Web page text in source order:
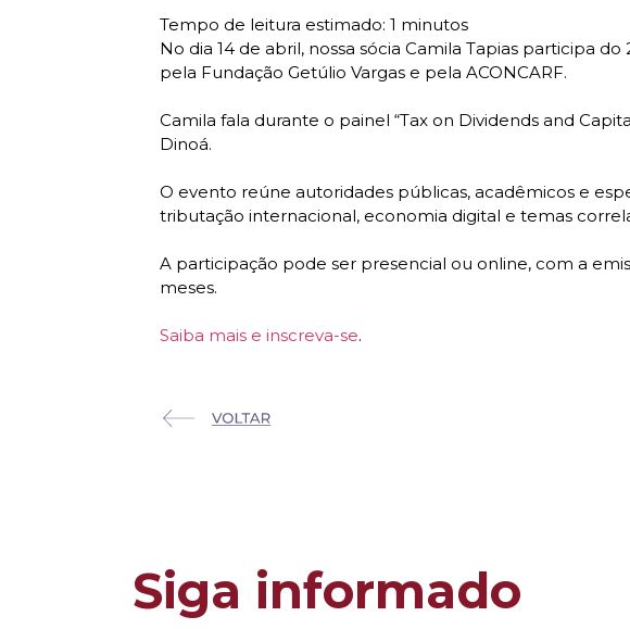
No dia 14 de abril, nossa sócia Camila Tapias participa
pela Fundação Getúlio Vargas e pela ACONCARF.
Camila fala durante o painel “Tax on Dividends and
Dinoá.
O evento reúne autoridades públicas, acadêmicos e
tributação internacional, economia digital e temas
A participação pode ser presencial ou online, com a
meses.
Saiba mais e inscreva-se.
Siga informado